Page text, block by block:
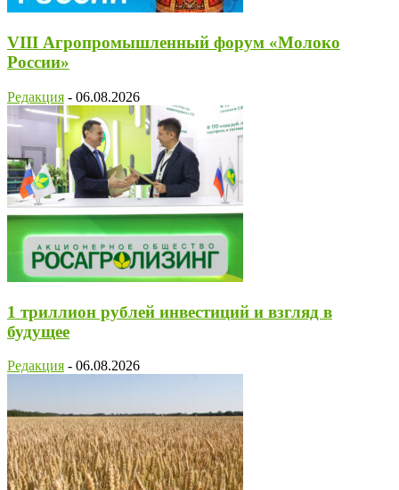
VIII Агропромышленный форум «Молоко
России»
Редакция - 06.08.2026
1 триллион рублей инвестиций и взгляд в
будущее
Редакция - 06.08.2026